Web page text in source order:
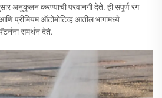
अनुकूलन करण्याची परवानगी देते. ही संपूर्ण रंग
प्रीमियम ऑटोमोटिव्ह आतील भागांमध्ये
समर्थन देते.